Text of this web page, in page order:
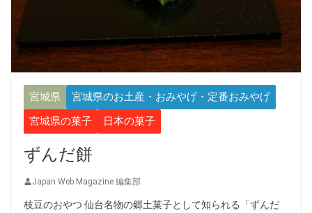
宮城県
宮城県のお土産・おみやげ・定番おみやげ
宮城県の菓子
日本の菓子
ずんだ餅
Japan Web Magazine 編集部
枝豆のおやつ 仙台名物の郷土菓子として知られる「ずんだ